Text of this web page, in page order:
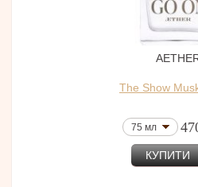
The Show
75 мл
КУПИТИ